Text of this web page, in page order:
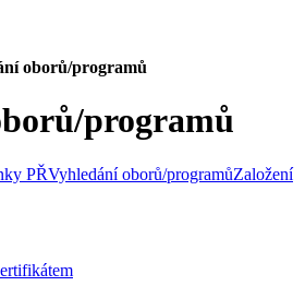
oborů/programů
programů
PŘVyhledání oborů/programůZaložení